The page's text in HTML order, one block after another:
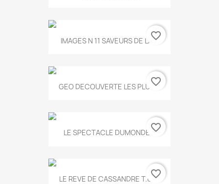
IMAGES N 11 SAVEURS DE LA...
favorite_border
GEO DECOUVERTE LES PLUS...
favorite_border
LE SPECTACLE DUMONDE...favorite_border
LE REVE DE CASSANDRE T.634
favorite_border